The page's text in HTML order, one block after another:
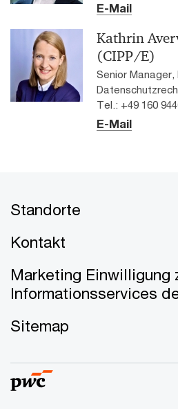
E-Mail
Kathrin
(CIPP/E)
Senior Manager,
Tel.: +49 160
E-Mail
Standorte
Kontakt
Marketing Einwilligung
Informationsservices
Sitemap